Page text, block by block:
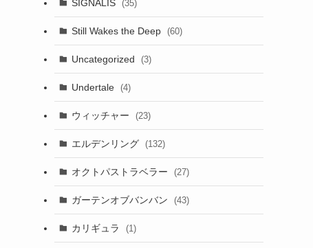
SIGNALIS (35)
Still Wakes the Deep (60)
Uncategorized (3)
Undertale (4)
ウィッチャー (23)
エルデンリング (132)
オクトパストラベラー (27)
ガーテンオブバンバン (43)
カリギュラ (1)